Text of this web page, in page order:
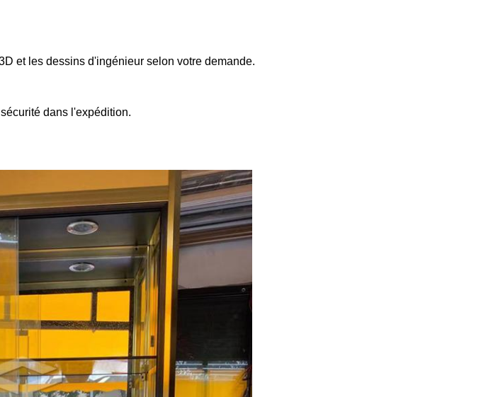
et les dessins d'ingénieur selon votre demande.
dans l'expédition.